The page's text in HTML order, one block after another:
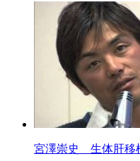
宮澤崇史 生体肝移